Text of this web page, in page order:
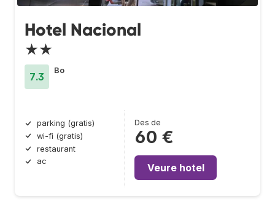
Hotel Nacional
★★
7.3
Bo
parking (gratis)
wi-fi (gratis)
restaurant
ac
Des de
60 €
Veure hotel